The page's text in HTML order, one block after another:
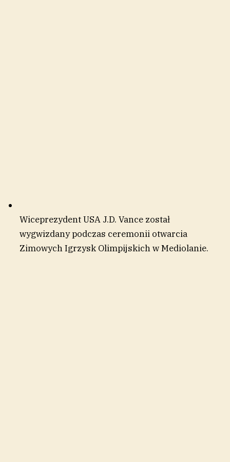
Wiceprezydent USA J.D. Vance został
wygwizdany podczas ceremonii otwarcia
Zimowych Igrzysk Olimpijskich w Mediolanie.